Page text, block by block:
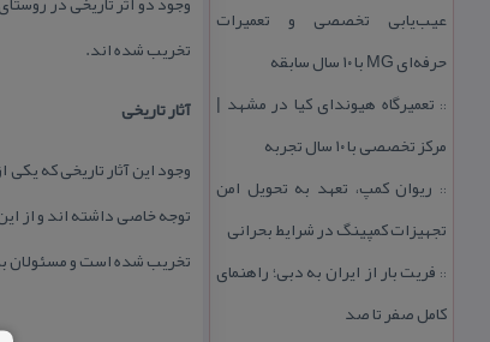
عیب‌یابی تخصصی و تعمیرات
حرفه‌ای MG با ۱۰ سال سابقه
:: تعمیرگاه هیوندای كیا در مشهد |
مركز تخصصی با ۱۰ سال تجربه
:: ریوان كمپ، تعهد به تحویل امن
تجهیزات كمپینگ در شرایط بحرانی
:: فریت بار از ایران به دبی؛ راهنمای
كامل صفر تا صد
تخریب شده اند.
آثار تاریخی
وجود این آثار تاریخی كه
توجه خاصی داشته اند و از
تخریب شده است و مسئولان